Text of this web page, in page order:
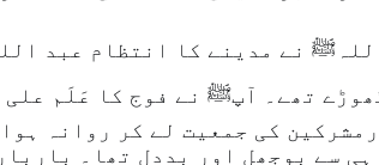
4ھ جنوری 626ء میں رسول اللہﷺ نے
تھے۔ آپﷺ نے فوج کا عَلَم
کی جمعیت لے کر روانہ
سے بوجھل اور بددل تھا۔